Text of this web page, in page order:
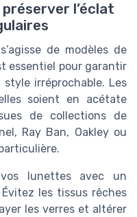
l’éclat
de modèles de
essentiel pour garantir
irréprochable. Les
soient en acétate
de collections de
Ray Ban, Oakley ou
lunettes avec un
les tissus rêches
les verres et altérer